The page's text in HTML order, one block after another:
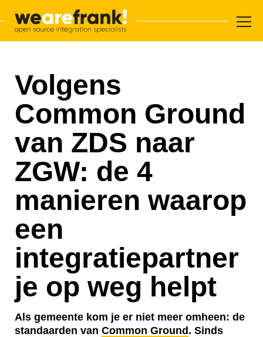
WeAreFrank!
Volgens
Common Ground
van ZDS naar
ZGW: de 4
manieren waarop
een
integratiepartner
je op weg helpt
Als gemeente kom je er niet meer omheen: de
standaarden van Common Ground . Sinds